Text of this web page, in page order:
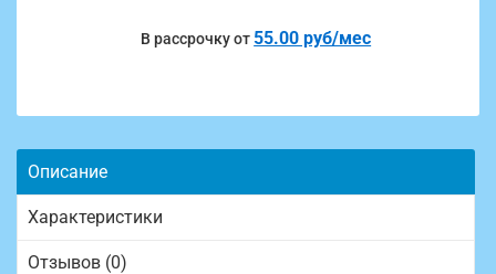
В рассрочку от55.00 руб/мес
Описание
Характеристики
Отзывов (0)